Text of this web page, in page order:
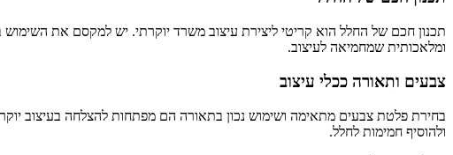
תכנון חכם של החלל הוא קריטי ליצירת עיצוב משרד יוקרתי. יש למקסם את השימוש
ומלאכותית שמחמיאה לעיצוב.
צבעים ותאורה ככלי עיצוב
בחירת פלטת צבעים מתאימה ושימוש נכון בתאורה הם מפתחות להצלחה בעיצוב
ולהוסיף חמימות לחלל.